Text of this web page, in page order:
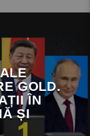
GOLD.
ÎN
ȘI